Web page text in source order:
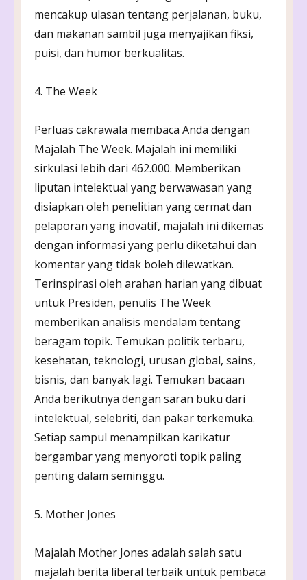
mencakup ulasan tentang perjalanan, buku,
dan makanan sambil juga menyajikan fiksi,
puisi, dan humor berkualitas.
4. The Week
Perluas cakrawala membaca Anda dengan
Majalah The Week. Majalah ini memiliki
sirkulasi lebih dari 462.000. Memberikan
liputan intelektual yang berwawasan yang
disiapkan oleh penelitian yang cermat dan
pelaporan yang inovatif, majalah ini dikemas
dengan informasi yang perlu diketahui dan
komentar yang tidak boleh dilewatkan.
Terinspirasi oleh arahan harian yang dibuat
untuk Presiden, penulis The Week
memberikan analisis mendalam tentang
beragam topik. Temukan politik terbaru,
kesehatan, teknologi, urusan global, sains,
bisnis, dan banyak lagi. Temukan bacaan
Anda berikutnya dengan saran buku dari
intelektual, selebriti, dan pakar terkemuka.
Setiap sampul menampilkan karikatur
bergambar yang menyoroti topik paling
penting dalam seminggu.
5. Mother Jones
Majalah Mother Jones adalah salah satu
majalah berita liberal terbaik untuk pembaca